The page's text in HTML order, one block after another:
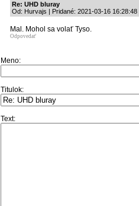
Re: UHD bluray
Od: Hurvajs | Pridané: 2021-03-16 16:28:48
Mal. Mohol sa volať Tyso.
Odpovedať
Meno:
Titulok:
Text: